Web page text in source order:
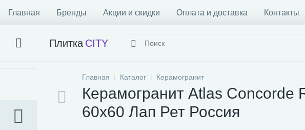
Главная Бренды Акции и скидки Оплата и доставка Контакты
Плитка CITY
Главная Каталог Керамогранит
Керамогранит Atlas
60x60 Лап Рет Россия